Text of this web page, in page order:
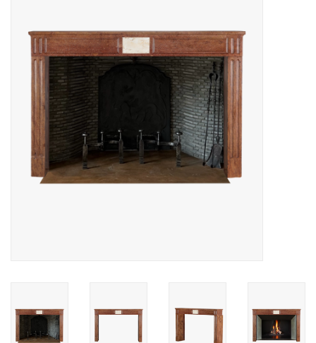
Vloeren - Steen, Terra Cotta
& Marmer
Outlet
Tevreden Klanten
Cadeau Bonnen